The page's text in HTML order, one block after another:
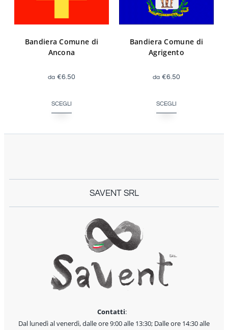
Bandiera Comune di
Ancona
€6.50
SCEGLI
Bandiera Comune di
Agrigento
€6.50
SCEGLI
SAVENT SRL
Contatti:
Dal lunedì al venerdì, dalle ore 9:00 alle 13:30; Dalle ore 14:30 alle